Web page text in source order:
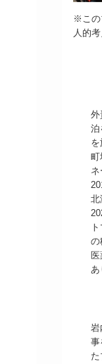
※この
人的
外
泊
町
ネ
北
の
医
あ
岩
事
た